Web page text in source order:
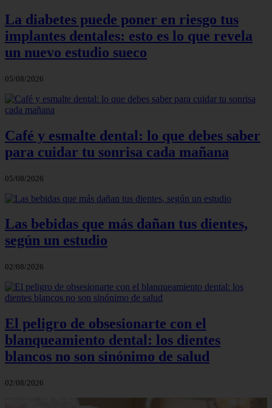
La diabetes puede poner en riesgo tus
implantes dentales: esto es lo que revela
un nuevo estudio sueco
05/08/2026
Café y esmalte dental: lo que debes saber
para cuidar tu sonrisa cada mañana
05/08/2026
Las bebidas que más dañan tus dientes,
según un estudio
02/08/2026
El peligro de obsesionarte con el
blanqueamiento dental: los dientes
blancos no son sinónimo de salud
02/08/2026